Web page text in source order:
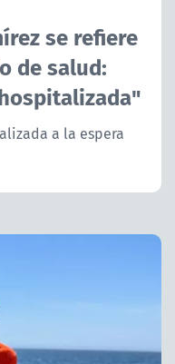
se refiere
de salud:
a la espera